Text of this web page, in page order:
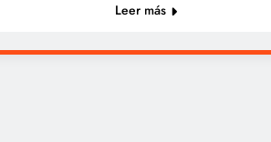
Leer más